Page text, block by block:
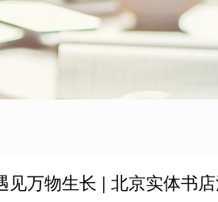
万物生长 | 北京实体书